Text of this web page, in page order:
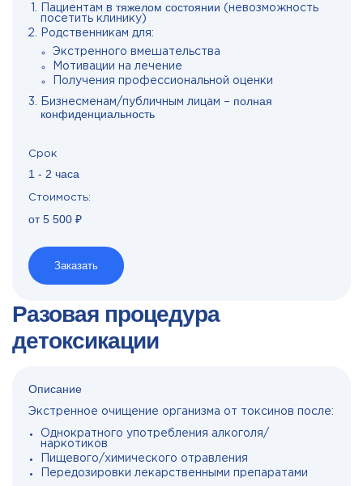
Пациентам в тяжелом состоянии (невозможность
посетить клинику)
Родственникам для:
Экстренного вмешательства
Мотивации на лечение
Получения профессиональной оценки
Бизнесменам/публичным лицам – полная
конфиденциальность
Срок
1 - 2 часа
Стоимость:
от 5 500 ₽
Заказать
Разовая процедура
детоксикации
Описание
Экстренное очищение организма от токсинов после:
Однократного употребления алкоголя/
наркотиков
Пищевого/химического отравления
Передозировки лекарственными препаратами